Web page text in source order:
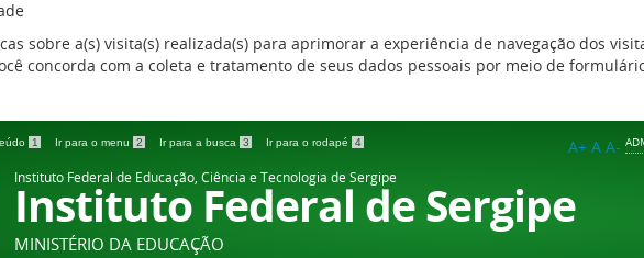
sobre a(s) visita(s) realizada(s) para aprimorar a experiência de navegação dos
concorda com a coleta e tratamento de seus dados pessoais por meio de
1 Ir para o menu 2 Ir para a busca 3 Ir para o rodapé 4 A+ A A-
Instituto Federal de Educação, Ciência e Tecnologia de Sergipe
Instituto Federal de Sergipe
MINISTÉRIO DA EDUCAÇÃO